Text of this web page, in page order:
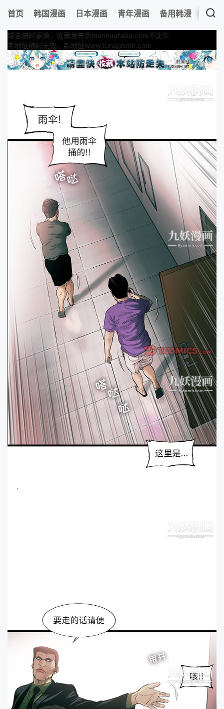
首页 韩国漫画 日本漫画 青年漫画 备用韩漫 最新
域名随时更换，收藏发布页manhuafabu.com不迷失
老地址随时无效，新地址www.tuhaobmh.com